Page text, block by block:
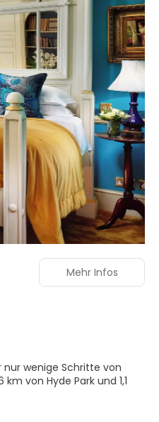
wenige Schritte von
Mehr Infos